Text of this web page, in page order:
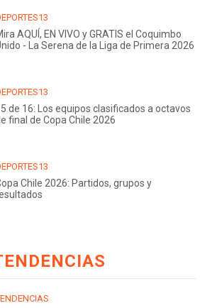
AQUÍ, EN VIVO y GRATIS el Coquimbo
- La Serena de la Liga de Primera 2026
de 16: Los equipos clasificados a octavos
final de Copa Chile 2026
Chile 2026: Partidos, grupos y